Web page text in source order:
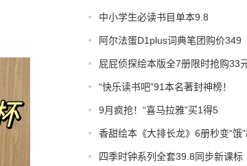
中小学生必读书目单本9.8
阿尔法蛋D1plus词典笔团购价349
屁屁侦探绘本版全7册限时抢购33
“快乐读书吧”91本名著封神榜！
9月疯抢！“喜马拉雅”买1得5
香甜绘本《大排长龙》6册秒变“饿
四季时钟系列全套39.8同步新课标